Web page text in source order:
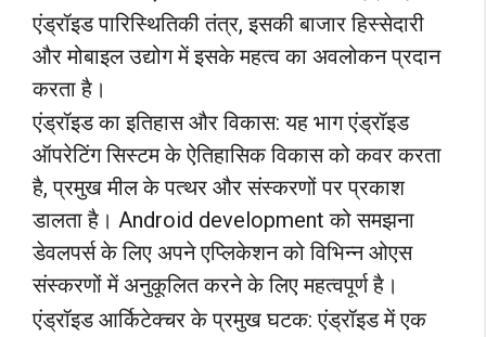
एंड्रॉइड पारिस्थितिकी तंत्र, इसकी बाजार हिस्सेदारी
और मोबाइल उद्योग में इसके महत्व का अवलोकन प्रदान
करता है।
एंड्रॉइड का इतिहास और विकास: यह भाग एंड्रॉइड
ऑपरेटिंग सिस्टम के ऐतिहासिक विकास को कवर करता
है, प्रमुख मील के पत्थर और संस्करणों पर प्रकाश
डालता है। Android development को समझना
डेवलपर्स के लिए अपने एप्लिकेशन को विभिन्न ओएस
संस्करणों में अनुकूलित करने के लिए महत्वपूर्ण है।
एंड्रॉइड आर्किटेक्चर के प्रमुख घटक: एंड्रॉइड में एक